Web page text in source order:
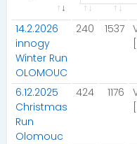
14.2.2026
innogy
Winter Run
OLOMOUC
240 1537
6.12.2025
Christmas
Run
Olomouc
424 1176